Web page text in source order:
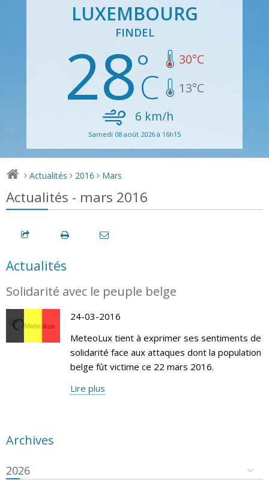
LUXEMBOURG
FINDEL
28 30°C
13°C
6 km/h
Samedi 08 août 2026 à 16h15
> Actualités > 2016 > Mars
Actualités - mars 2016
Actualités
Solidarité avec le peuple belge
24-03-2016
MeteoLux tient à exprimer ses sentiments de
solidarité face aux attaques dont la population
belge fût victime ce 22 mars 2016.
Lire plus
Archives
2026